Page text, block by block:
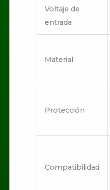
Voltaje de
entrada
Material
Protección
Compatibilidad